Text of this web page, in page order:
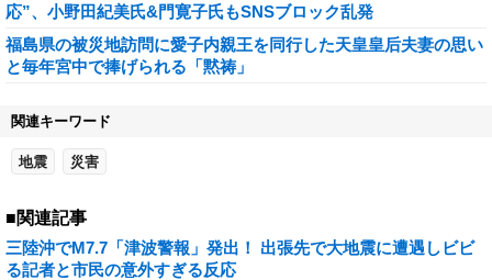
応”、小野田紀美氏&門寛子氏もSNSブロック乱発
福島県の被災地訪問に愛子内親王を同行した天皇皇后夫妻の思い
と毎年宮中で捧げられる「黙祷」
関連キーワード
地震 災害
■関連記事
三陸沖でM7.7「津波警報」発出！ 出張先で大地震に遭遇しビビ
る記者と市民の意外すぎる反応